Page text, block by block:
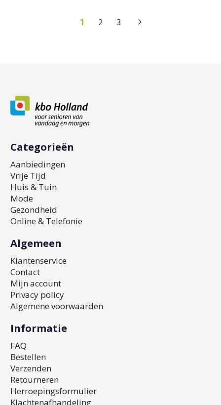
1 2 3
Categorieën
Aanbiedingen
Vrije Tijd
Huis & Tuin
Mode
Gezondheid
Online & Telefonie
Algemeen
Klantenservice
Contact
Mijn account
Privacy policy
Algemene voorwaarden
Informatie
FAQ
Bestellen
Verzenden
Retourneren
Herroepingsformulier
Klachtenafhandeling